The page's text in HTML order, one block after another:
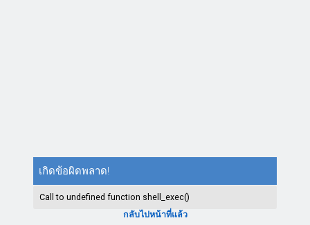
เกิดข้อผิดพลาด!
Call to undefined function shell_exec()
กลับไปหน้าที่แล้ว